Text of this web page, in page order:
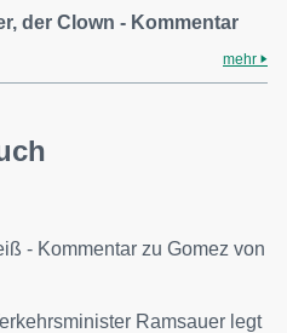
der Clown - Kommentar
mehr
- Kommentar zu Gomez von
Ramsauer legt